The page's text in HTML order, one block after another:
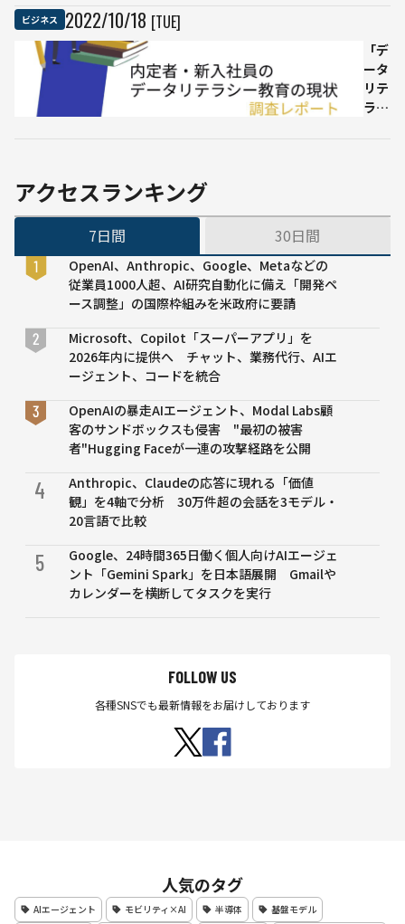
ート
して
くれ
る
ー」
ース
の売
上は
計画
比
開催＠幕張メ
ビジネス 2022/10/18 [TUE]
「デ
ータ
リテ
ラシ
てい
が約
アクセスランキング
7日間 30日間
OpenAI、Anthropic、Google、Metaなどの
従業員1000人超、AI研究自動化に備え「開発ペ
ース調整」の国際枠組みを米政府に要請
Microsoft、Copilot「スーパーアプリ」を
2026年内に提供へ チャット、業務代行、AIエ
ージェント、コードを統合
OpenAIの暴走AIエージェント、Modal Labs顧
客のサンドボックスも侵害 "最初の被害
者"Hugging Faceが一連の攻撃経路を公開
4
Anthropic、Claudeの応答に現れる「価値
観」を4軸で分析 30万件超の会話を3モデル・
20言語で比較
5
Google、24時間365日働く個人向けAIエージェ
ント「Gemini Spark」を日本語展開 Gmailや
カレンダーを横断してタスクを実行
FOLLOW US
各種SNSでも最新情報をお届けしております
人気のタグ
AIエージェント モビリティ×AI 半導体 基盤モデル